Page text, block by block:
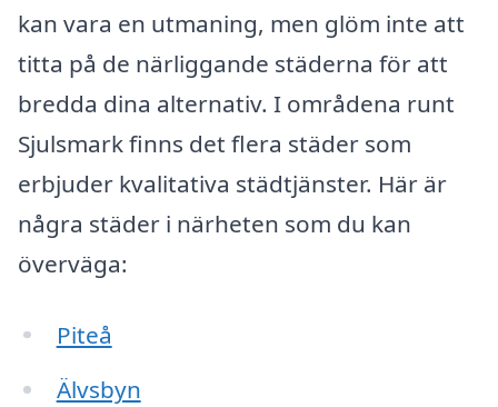
kan vara en utmaning, men glöm inte att
titta på de närliggande städerna för att
bredda dina alternativ. I områdena runt
Sjulsmark finns det flera städer som
erbjuder kvalitativa städtjänster. Här är
några städer i närheten som du kan
överväga:
Piteå
Älvsbyn